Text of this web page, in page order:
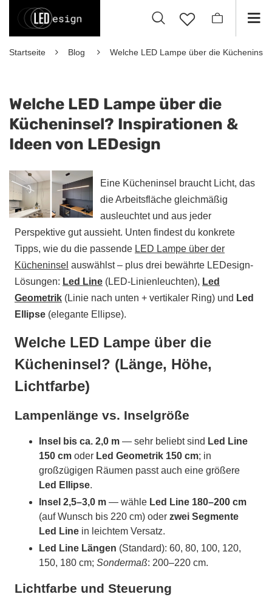
Startseite Blog Welche LED Lampe über die
Welche LED Lampe über die
Kücheninsel? Inspirationen &
Ideen von LEDesign
Eine Kücheninsel braucht Licht, das
die Arbeitsfläche gleichmäßig
ausleuchtet und aus jeder
Perspektive gut aussieht. Unten findest du konkrete
Tipps, wie du die passende LED Lampe über der
Kücheninsel auswählst – plus drei bewährte LEDesign-
Lösungen: Led Line (LED-Linienleuchten), Led
Geometrik (Linie nach unten + vertikaler Ring) und Led
Ellipse (elegante Ellipse).
Welche LED Lampe über die
Kücheninsel? (Länge, Höhe,
Lichtfarbe)
Lampenlänge vs. Inselgröße
Insel bis ca. 2,0 m — sehr beliebt sind Led Line
150 cm oder Led Geometrik 150 cm; in
großzügigen Räumen passt auch eine größere
Led Ellipse.
Insel 2,5–3,0 m — wähle Led Line 180–200 cm
(auf Wunsch bis 220 cm) oder zwei Segmente
Led Line in leichtem Versatz.
Led Line Längen (Standard): 60, 80, 100, 120,
150, 180 cm; Sondermaß: 200–220 cm.
Lichtfarbe und Steuerung